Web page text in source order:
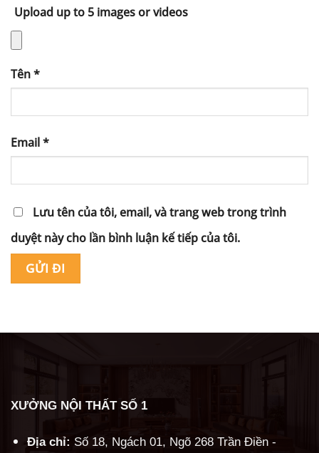
Upload up to 5 images or videos
Tên*
Email*
Lưu tên của tôi, email, và trang web trong trình
duyệt này cho lần bình luận kế tiếp của tôi.
XƯỞNG NỘI THẤT SỐ 1
Địa chỉ: Số 18, Ngách 01, Ngõ 268 Trần Điền -